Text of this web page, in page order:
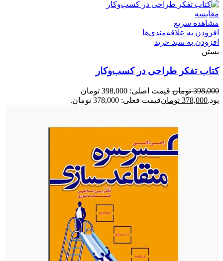
مقایسه
مشاهده سریع
افزودن به علاقه‌مندی‌ها
افزودن به سبد خرید
بستن
کتاب تفکر طراحی در کسب‌وکار
398,000 تومان
قیمت اصلی: 398,000 تومان
بود.378,000 تومانقیمت فعلی: 378,000 تومان.